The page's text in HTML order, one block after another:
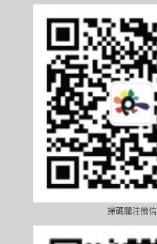
掃碼關注微信